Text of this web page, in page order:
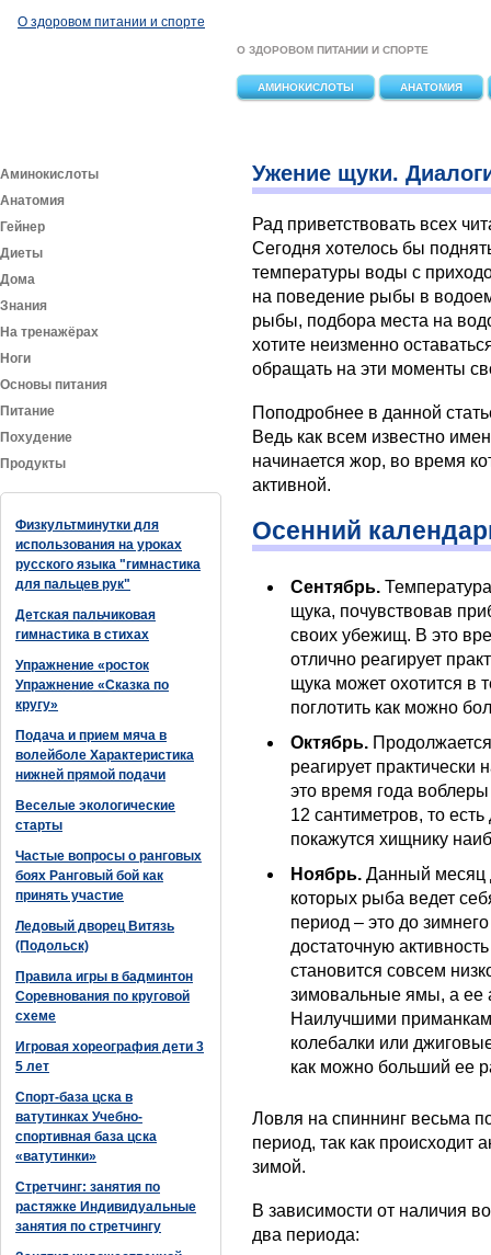
О здоровом питании и спорте
О ЗДОРОВОМ ПИТАНИИ И СПОРТЕ
АМИНОКИСЛОТЫ АНАТОМИЯ
Аминокислоты
Анатомия
Гейнер
Диеты
Дома
Знания
На тренажёрах
Ноги
Основы питания
Питание
Похудение
Продукты
Физкультминутки для
использования на уроках
русского языка "гимнастика
для пальцев рук"
Детская пальчиковая
гимнастика в стихах
Упражнение «росток
Упражнение «Сказка по
кругу»
Подача и прием мяча в
волейболе Характеристика
нижней прямой подачи
Веселые экологические
старты
Частые вопросы о ранговых
боях Ранговый бой как
принять участие
Ледовый дворец Витязь
(Подольск)
Правила игры в бадминтон
Соревнования по круговой
схеме
Игровая хореография дети 3
5 лет
Спорт-база цска в
ватутинках Учебно-
спортивная база цска
«ватутинки»
Стретчинг: занятия по
растяжке Индивидуальные
занятия по стретчингу
Ужение щуки.
Рад приветствовать всех
Сегодня хотелось бы
температуры воды с
на поведение рыбы в
рыбы, подбора места на
хотите неизменно
обращать на эти моменты
Поподробнее в данной
Ведь как всем известно
начинается жор, во время
активной.
Осенний
Сентябрь.
щука, почувствовав
своих убежищ. В это
отлично реагирует
щука может охотится в
поглотить как можно
Октябрь.
реагирует
это время года
12 сантиметров, то
покажутся хищнику
Ноябрь. Данный месяц
которых рыба ведет
период – это до
достаточную
становится совсем
зимовальные ямы, а ее
Наилучшими
колебалки или
как можно больший ее
Ловля на спиннинг весьма
период, так как происходит
зимой.
В зависимости от наличия
два периода: